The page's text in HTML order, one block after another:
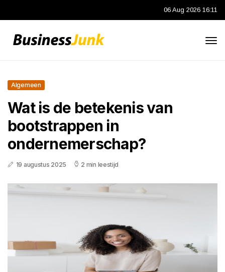
06 Aug 2026 16:11
Algemeen
Wat is de betekenis van
bootstrappen in
ondernemerschap?
19 augustus 2025 2 min leestijd